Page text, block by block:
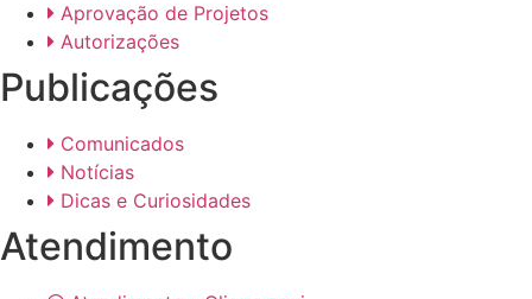
Aprovação de Projetos
Autorizações
Publicações
Comunicados
Notícias
Dicas e Curiosidades
Atendimento